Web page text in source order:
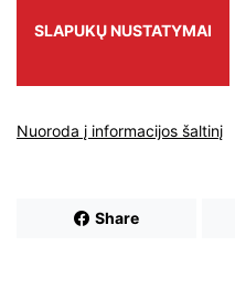
SLAPUKŲ NUSTATYMAI
Nuoroda į informacijos šaltinį
Share